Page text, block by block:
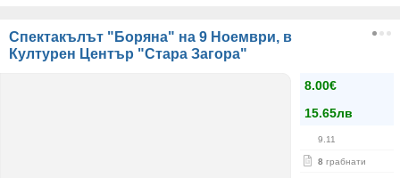
Спектакълът "Боряна" на 9 Ноември, в
Културен Център "Стара Загора"
8.00€
15.65лв
9.11
8 грабнати